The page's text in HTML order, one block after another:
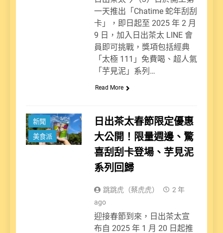
一天推出「Chatime 蛇年刮刮
卡」，即日起至 2025 年 2 月
9 日，加入日出茶太 LINE 會
員即可挑戰，獎項包括經典
「太極 111」免費喝、超人氣
「芋見泥」系列…
Read More
新聞
美食派
日出茶太春節限定優惠
大公開！限量週邊、驚
喜刮刮卡登場、芋見泥
系列回歸
跳跳虎（蔡虎虎）
2 年
ago
迎接春節到來，日出茶太宣
布自 2025 年 1 月 20 日起推